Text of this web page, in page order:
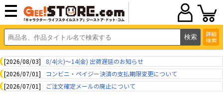
詳細
検索
[2026/08/03]
8/4(火)～14(金) 出荷遅延のお知らせ
[2026/07/01]
コンビニ・ペイジー決済の支払期限変更について
[2026/07/01]
ご注文確定メールの廃止について